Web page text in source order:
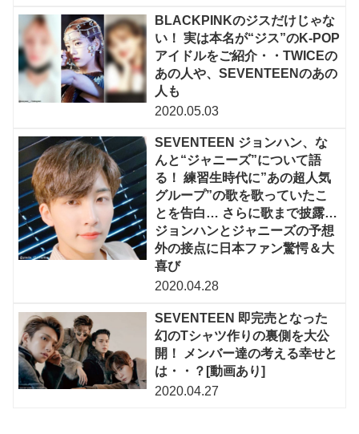
BLACKPINKのジスだけじゃな
い！ 実は本名が“ジス”のK-POP
アイドルをご紹介・・TWICEの
あの人や、SEVENTEENのあの
人も
2020.05.03
SEVENTEEN ジョンハン、な
んと“ジャニーズ”について語
る！ 練習生時代に”あの超人気
グループ”の歌を歌っていたこ
とを告白… さらに歌まで披露…
ジョンハンとジャニーズの予想
外の接点に日本ファン驚愕＆大
喜び
2020.04.28
SEVENTEEN 即完売となった
幻のTシャツ作りの裏側を大公
開！ メンバー達の考える幸せと
は・・？[動画あり]
2020.04.27